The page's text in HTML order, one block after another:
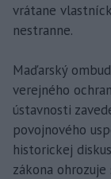
vrátane
nestranne.
Maďarský
verejného
ústavnosti
povojnového
historickej
zákona